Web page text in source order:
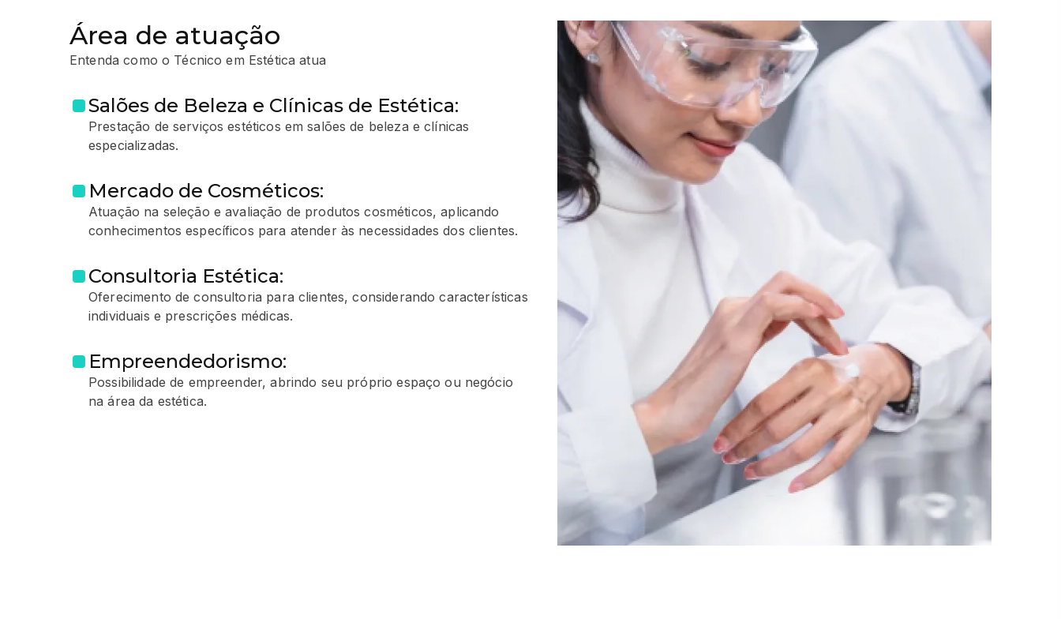
Área de atuação
Entenda como o Técnico em Estética atua
Salões de Beleza e Clínicas de Estética:
Prestação de serviços estéticos em salões de beleza e clínicas
especializadas.
Mercado de Cosméticos:
Atuação na seleção e avaliação de produtos cosméticos, aplicando
conhecimentos específicos para atender às necessidades dos clientes.
Consultoria Estética:
Oferecimento de consultoria para clientes, considerando características
individuais e prescrições médicas.
Empreendedorismo:
Possibilidade de empreender, abrindo seu próprio espaço ou negócio
na área da estética.